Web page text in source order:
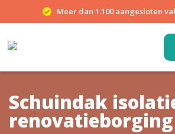
Meer dan 1.100 aangesloten
Schuindak
renovatieborging